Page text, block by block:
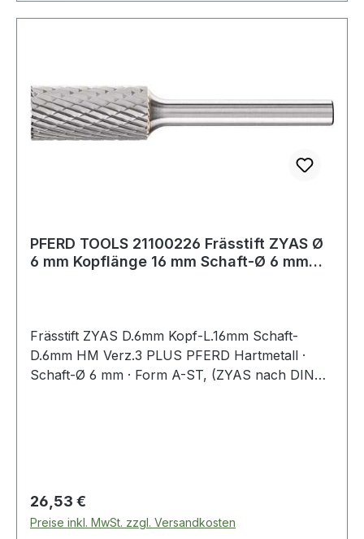
PFERD TOOLS 21100226 Frässtift ZYAS Ø
6 mm Kopflänge 16 mm Schaft-Ø 6 mm
Frässtift ZYAS D.6mm Kopf-L.16mm Schaft-
D.6mm HM Verz.3 PLUS PFERD Hartmetall ·
Schaft-Ø 6 mm · Form A-ST, (ZYAS nach DIN
Regulärer Preis:
26,53 €
Preise inkl. MwSt. zzgl. Versandkosten